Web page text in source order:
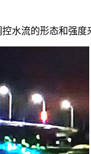
水流的形态和强度